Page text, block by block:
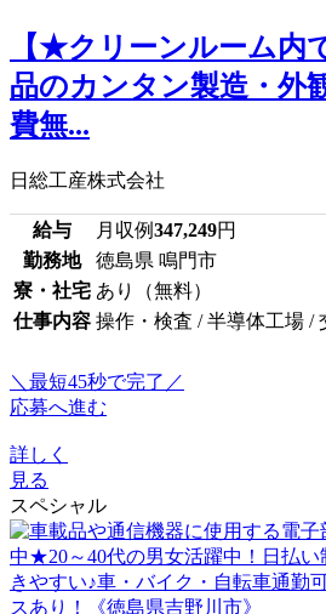
【★クリーンルーム内
品のカンタン製造・
費無...
日総工産株式会社
給与 月収例347,249円
勤務地
徳島県 鳴門市
寮・社宅 あり（無料）
仕事内容 操作・検査 / 半導体工場 /
＼最短45秒で完了／
応募へ進む
詳しく
見る
スペシャル